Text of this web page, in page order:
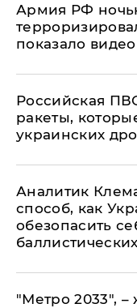
Армия РФ
показало видео
Российская
ракеты,
украинских
Аналитик
способ, как
обезопасить
"Метро 2033",